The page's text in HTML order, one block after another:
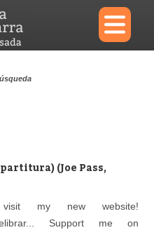
×
Reproductor
(Joe Pass,
visit my new website!
Support me on